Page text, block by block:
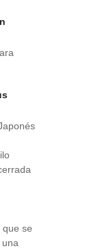
que se
una